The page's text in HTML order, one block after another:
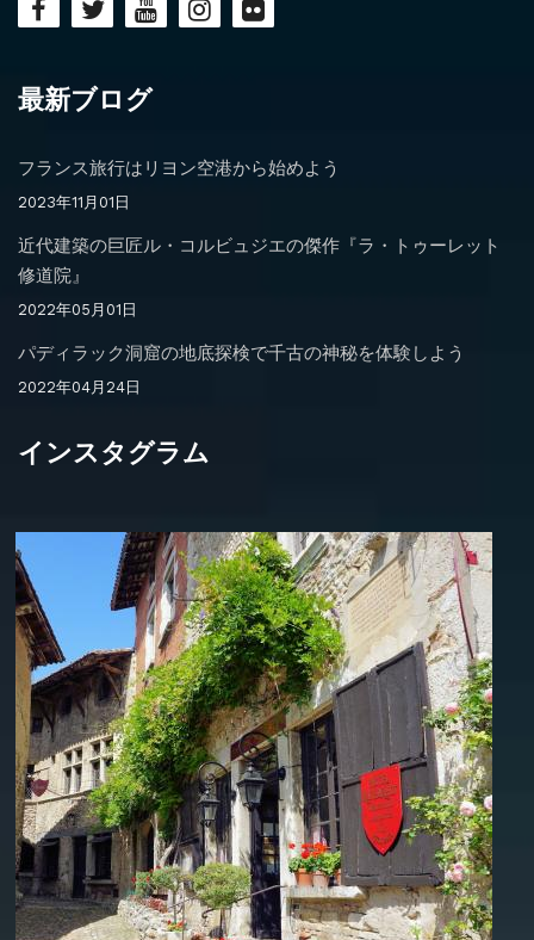
最新ブログ
フランス旅行はリヨン空港から始めよう
2023年11月01日
近代建築の巨匠ル・コルビュジエの傑作『ラ・トゥーレット
修道院』
2022年05月01日
パディラック洞窟の地底探検で千古の神秘を体験しよう
2022年04月24日
インスタグラム